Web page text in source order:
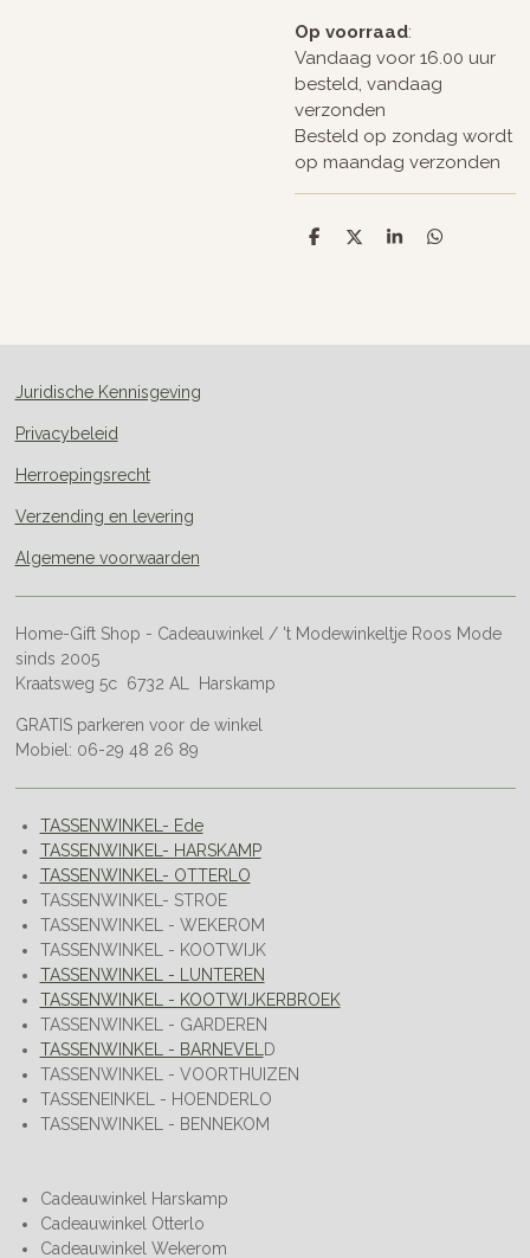
Op voorraad:
Vandaag voor 16.00 uur
besteld, vandaag
verzonden
Besteld op zondag wordt
op maandag verzonden
D
D
S
D
Juridische Kennisgeving
Privacybeleid
Herroepingsrecht
Verzending en levering
Algemene voorwaarden
Home-Gift Shop - Cadeauwinkel / 't Modewinkeltje Roos Mode
sinds 2005
Kraatsweg 5c 6732 AL Harskamp
GRATIS parkeren voor de winkel
Mobiel: 06-29 48 26 89
TASSENWINKEL- Ede
TASSENWINKEL- HARSKAMP
TASSENWINKEL- OTTERLO
TASSENWINKEL- STROE
TASSENWINKEL - WEKEROM
TASSENWINKEL - KOOTWIJK
TASSENWINKEL - LUNTEREN
TASSENWINKEL - KOOTWIJKERBROEK
TASSENWINKEL - GARDEREN
TASSENWINKEL - BARNEVELD
TASSENWINKEL - VOORTHUIZEN
TASSENEINKEL - HOENDERLO
TASSENWINKEL - BENNEKOM
Cadeauwinkel Harskamp
Cadeauwinkel Otterlo
Cadeauwinkel Wekerom